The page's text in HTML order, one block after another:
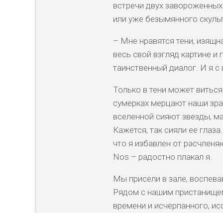
встречи двух
или уже безымянного
– Мне нравятся тени,
весь свой взгляд картине
таинственный диалог. И я
Только в тени может
сумерках мерцают наши
вселенной сияют звезды,
Кажется, так сияли ее
что я избавлен от
Nos – радостно плакал я.
Мы присели в зале,
Рядом с нашим
времени и исчерпанного,